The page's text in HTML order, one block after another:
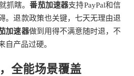
抓瞎。番茄加速器支持PayPal和信
。退款政策也关键，七天无理由退
加速器做到用得不满意随时退，不
自产品过硬。
全能场景覆盖